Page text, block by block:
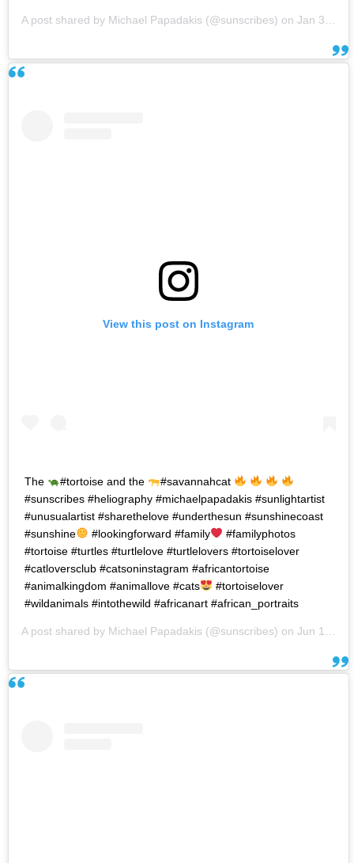
A post shared by Michael Papadakis (@sunscribes) on Jan 30, 2019 at 7:36am PST
View this post on Instagram
The #tortoise and the
#savannahcat
#sunscribes #heliography #michaelpapadakis #sunlightartist
#unusualartist #sharethelove #underthesun #sunshinecoast
#sunshine
#lookingforward #family
#familyphotos
#tortoise #turtles #turtlelove #turtlelovers #tortoiselover
#catloversclub #catsoninstagram #africantortoise
#animalkingdom #animallove #cats
#tortoiselover
#wildanimals #intothewild #africanart #african_portraits
A post shared by Michael Papadakis (@sunscribes) on Jun 19, 2018 at 8:00am PDT